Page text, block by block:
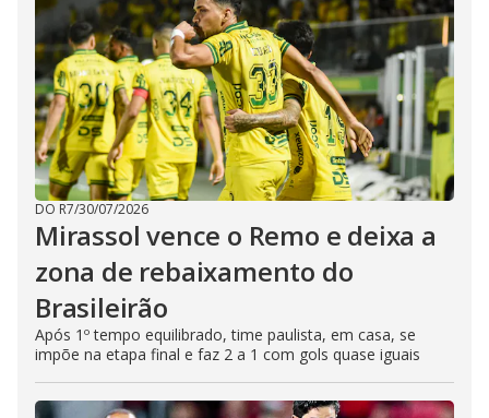
DO R7/30/07/2026
Mirassol vence o Remo e deixa a
zona de rebaixamento do
Brasileirão
Após 1º tempo equilibrado, time paulista, em casa, se
impõe na etapa final e faz 2 a 1 com gols quase iguais